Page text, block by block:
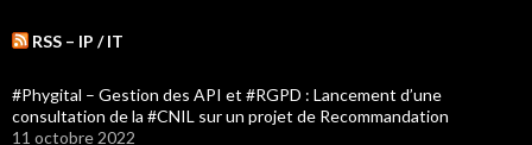
RSS – IP / IT
#Phygital – Gestion des API et #RGPD : Lancement d’une
consultation de la #CNIL sur un projet de Recommandation
11 octobre 2022